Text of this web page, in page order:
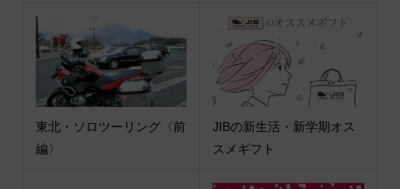
東北・ソロツーリング〈前
編〉
JIBの新生活・新学期オス
スメギフト